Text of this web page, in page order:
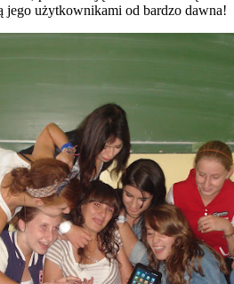
jego użytkownikami od bardzo dawna!